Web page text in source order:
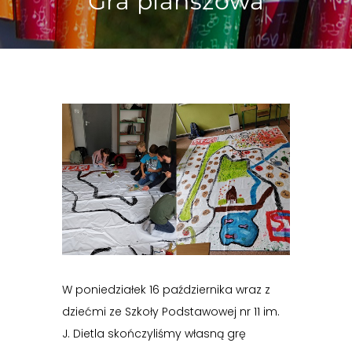
W poniedziałek 16 października wraz z
dziećmi ze Szkoły Podstawowej nr 11 im.
J. Dietla skończyliśmy własną grę